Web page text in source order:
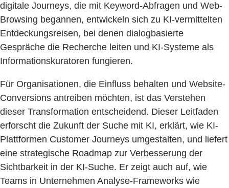
digitale Journeys, die mit Keyword-Abfragen und Web-
Browsing begannen, entwickeln sich zu KI-vermittelten
Entdeckungsreisen, bei denen dialogbasierte
Gespräche die Recherche leiten und KI-Systeme als
Informationskuratoren fungieren.
Für Organisationen, die Einfluss behalten und Website-
Conversions antreiben möchten, ist das Verstehen
dieser Transformation entscheidend. Dieser Leitfaden
erforscht die Zukunft der Suche mit KI, erklärt, wie KI-
Plattformen Customer Journeys umgestalten, und liefert
eine strategische Roadmap zur Verbesserung der
Sichtbarkeit in der KI-Suche. Er zeigt auch auf, wie
Teams in Unternehmen Analyse-Frameworks wie